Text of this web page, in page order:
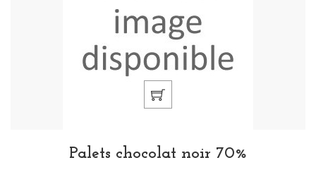
Palets chocolat noir 70%